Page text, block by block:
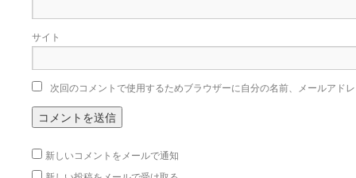
サイト
次回のコメントで使用するためブラウザーに自分の名前、メールアド
新しいコメントをメールで通知